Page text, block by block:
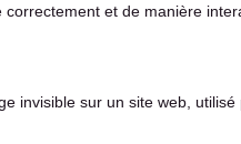
et de manière
invisible sur un site web,